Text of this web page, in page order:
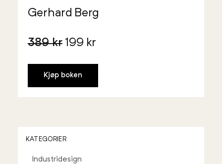
Gerhard Berg
389kr 199 kr
Kjøp boken
KATEGORIER
Industridesign